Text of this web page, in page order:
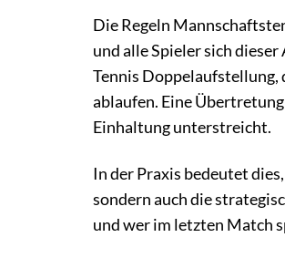
Die Regeln
und alle Spieler sich
Tennis Doppelaufstellung,
ablaufen. Eine
Einhaltung unterstreicht.
In der Praxis bedeutet
sondern auch die
und wer im letzten Match